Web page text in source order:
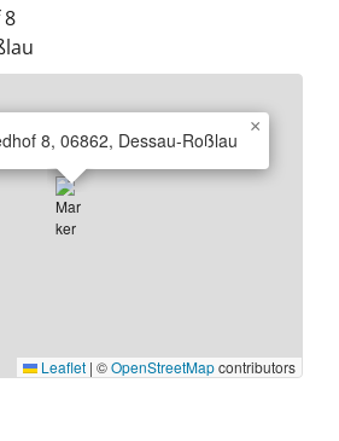
8
8, 06862, Dessau-Roßlau
×
Leaflet | ©OpenStreetMapcontributors